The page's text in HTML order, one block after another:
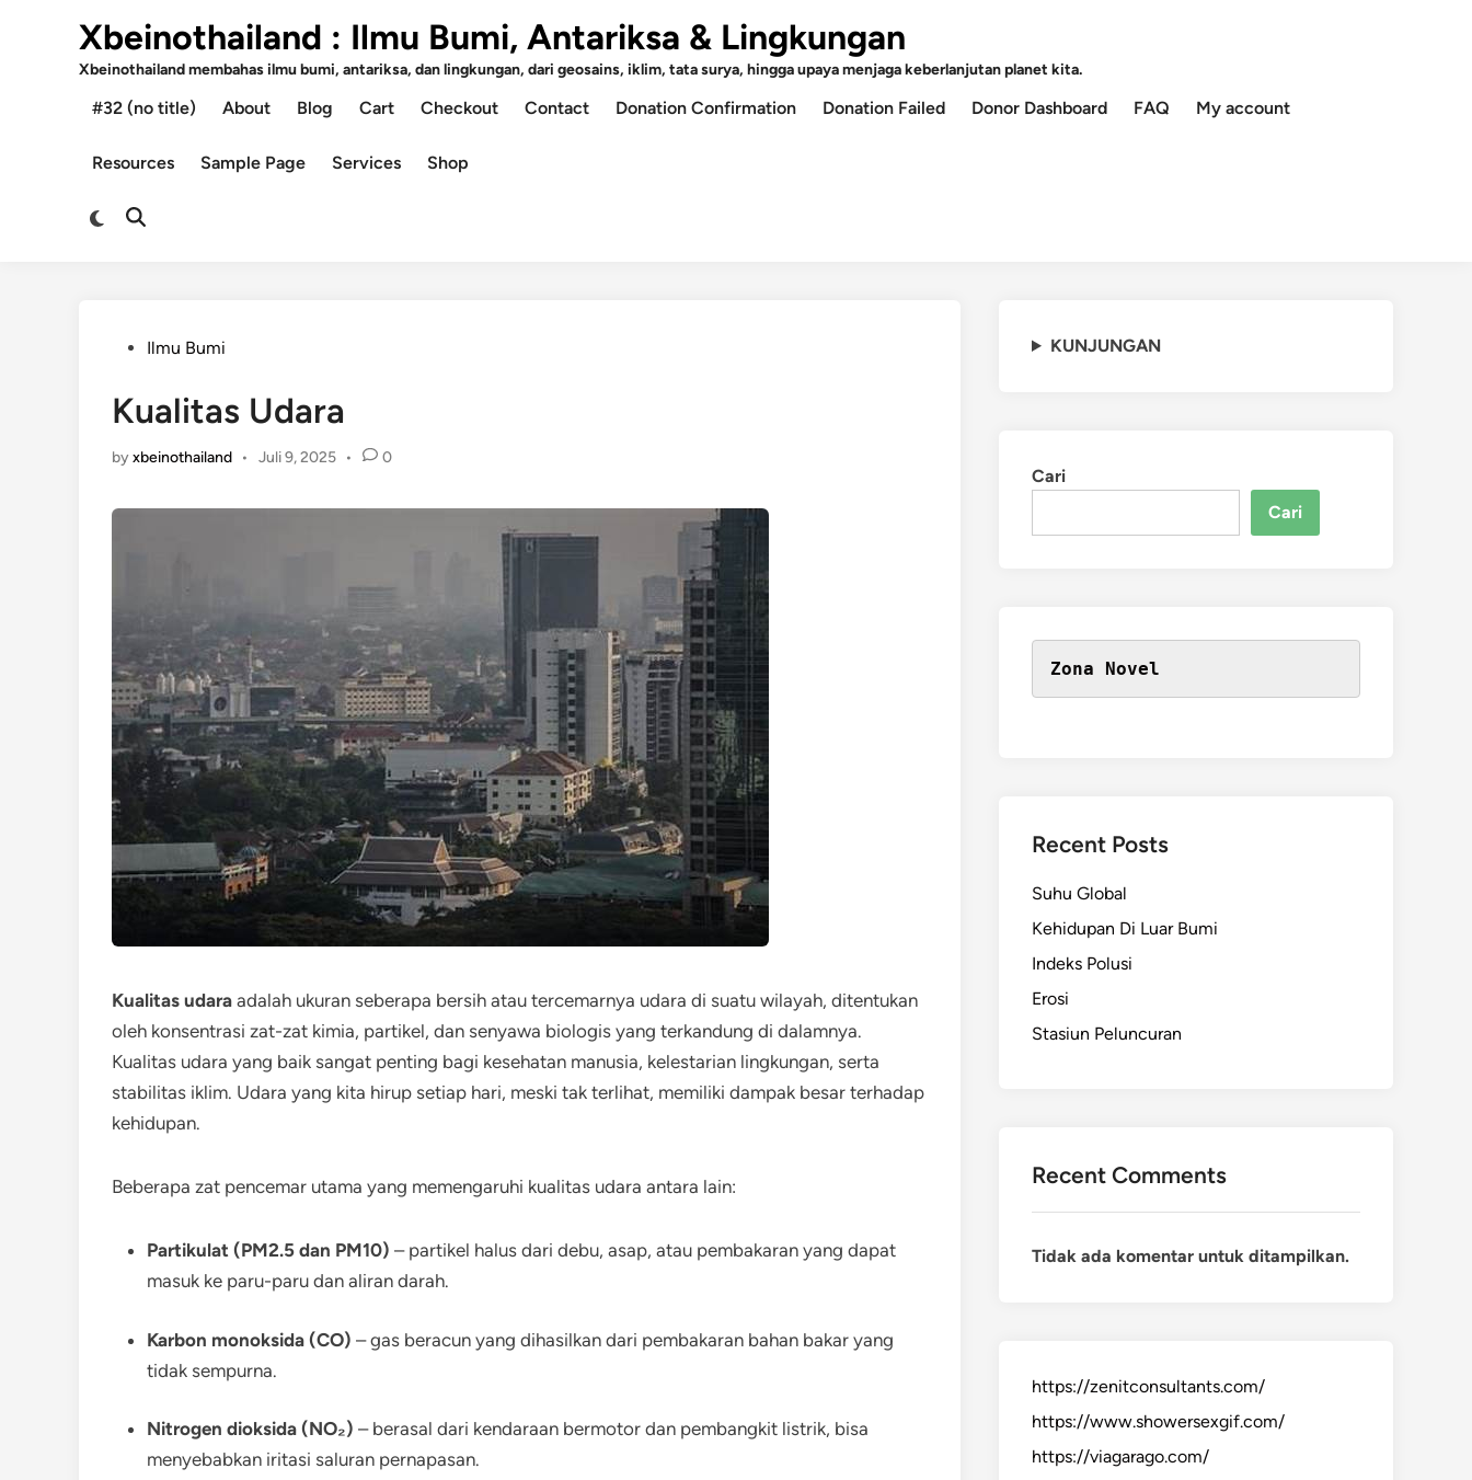
Xbeinothailand : Ilmu Bumi, Antariksa & Lingkungan
Xbeinothailand membahas ilmu bumi, antariksa, dan lingkungan, dari geosains, iklim, tata surya, hingga upaya menjaga keberlanjutan planet kita.
#32 (no title) About Blog Cart Checkout Contact Donation Confirmation Donation Failed Donor Dashboard FAQ My account
Resources Sample Page Services Shop
Switch
Open
PostedIlmu Bumi
Kualitas Udara
byxbeinothailand • Juli 9, 2025 • 0
Kualitas udara adalah ukuran seberapa bersih atau tercemarnya udara di suatu wilayah, ditentukan
oleh konsentrasi zat-zat kimia, partikel, dan senyawa biologis yang terkandung di dalamnya.
Kualitas udara yang baik sangat penting bagi kesehatan manusia, kelestarian lingkungan, serta
stabilitas iklim. Udara yang kita hirup setiap hari, meski tak terlihat, memiliki dampak besar terhadap
kehidupan.
Beberapa zat pencemar utama yang memengaruhi kualitas udara antara lain:
Partikulat (PM2.5 dan PM10) – partikel halus dari debu, asap, atau pembakaran yang dapat
masuk ke paru-paru dan aliran darah.
Karbon monoksida (CO) – gas beracun yang dihasilkan dari pembakaran bahan bakar yang
tidak sempurna.
Nitrogen dioksida (NO₂) – berasal dari kendaraan bermotor dan pembangkit listrik, bisa
menyebabkan iritasi saluran pernapasan.
KUNJUNGAN
Cari
Cari
Zona Novel
Recent Posts
Suhu Global
Kehidupan Di Luar Bumi
Indeks Polusi
Erosi
Stasiun Peluncuran
Recent Comments
Tidak ada komentar untuk ditampilkan.
https://zenitconsultants.com/
https://www.showersexgif.com/
https://viagarago.com/